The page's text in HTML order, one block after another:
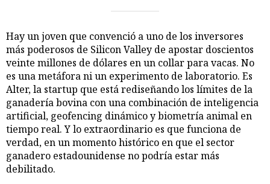
Hay un joven que convenció a uno de los inversores
más poderosos de Silicon Valley de apostar doscientos
veinte millones de dólares en un collar para vacas. No
es una metáfora ni un experimento de laboratorio. Es
Alter, la startup que está rediseñando los límites de la
ganadería bovina con una combinación de inteligencia
artificial, geofencing dinámico y biometría animal en
tiempo real. Y lo extraordinario es que funciona de
verdad, en un momento histórico en que el sector
ganadero estadounidense no podría estar más
debilitado.